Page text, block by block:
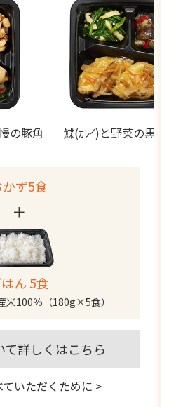
の豚角
鰈(ｶﾚｲ)と野菜の黒酢
かず5食
＋
ん 5食
米100％（180g×5食）
て詳しくはこちら
いただくために >